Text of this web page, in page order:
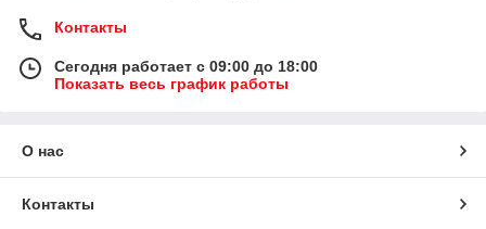
Контакты
Сегодня работает с 09:00 до 18:00
Показать весь график работы
О нас
Контакты